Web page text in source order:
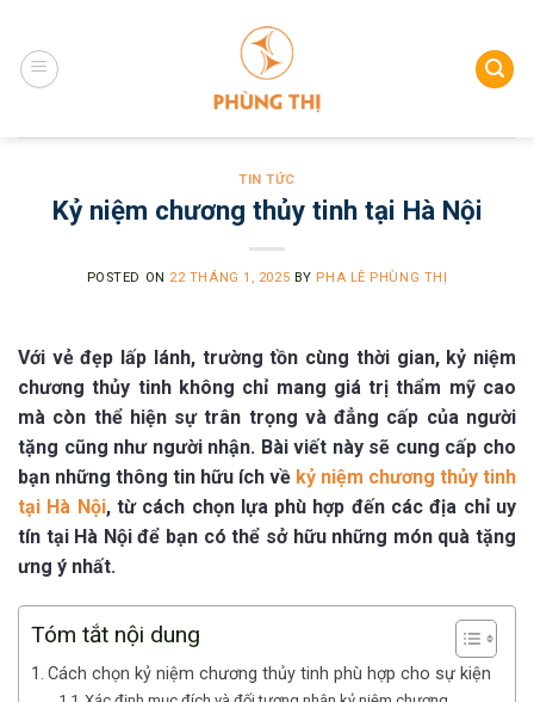
content
TIN TỨC
Kỷ niệm chương thủy tinh tại Hà Nội
POSTED ON 22 THÁNG 1, 2025 BY PHA LÊ PHÙNG THỊ
Với vẻ đẹp lấp lánh, trường tồn cùng thời gian, kỷ niệm
chương thủy tinh không chỉ mang giá trị thẩm mỹ cao
mà còn thể hiện sự trân trọng và đẳng cấp của người
tặng cũng như người nhận. Bài viết này sẽ cung cấp cho
bạn những thông tin hữu ích về kỷ niệm chương thủy tinh
tại Hà Nội, từ cách chọn lựa phù hợp đến các địa chỉ uy
tín tại Hà Nội để bạn có thể sở hữu những món quà tặng
ưng ý nhất.
Tóm tắt nội dung
Cách chọn kỷ niệm chương thủy tinh phù hợp cho sự kiện